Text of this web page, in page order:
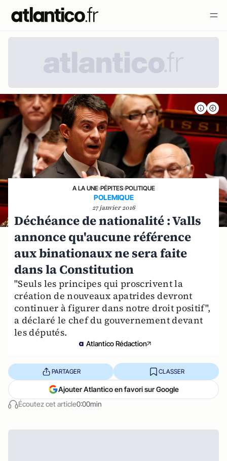
A LA UNE›PÉPITES›POLITIQUE
POLEMIQUE
27 janvier 2016
Déchéance de nationalité : Valls
annonce qu'aucune référence
aux binationaux ne sera faite
dans la Constitution
"Seuls les principes qui proscrivent la
création de nouveaux apatrides devront
continuer à figurer dans notre droit positif",
a déclaré le chef du gouvernement devant
les députés.
Atlantico Rédaction
Écoutez cet article0:00min
PARTAGER CLASSER
Ajouter Atlantico en favori sur Google